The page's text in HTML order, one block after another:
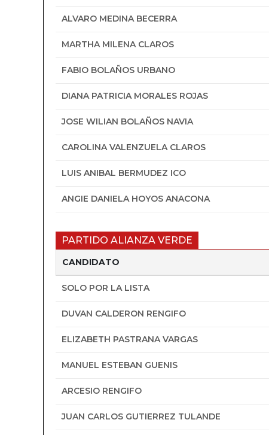
ALVARO MEDINA BECERRA
MARTHA MILENA CLAROS
FABIO BOLAÑOS URBANO
DIANA PATRICIA MORALES ROJAS
JOSE WILIAN BOLAÑOS NAVIA
CAROLINA VALENZUELA CLAROS
LUIS ANIBAL BERMUDEZ ICO
ANGIE DANIELA HOYOS ANACONA
PARTIDO ALIANZA VERDE
CANDIDATO
SOLO POR LA LISTA
DUVAN CALDERON RENGIFO
ELIZABETH PASTRANA VARGAS
MANUEL ESTEBAN GUENIS
ARCESIO RENGIFO
JUAN CARLOS GUTIERREZ TULANDE